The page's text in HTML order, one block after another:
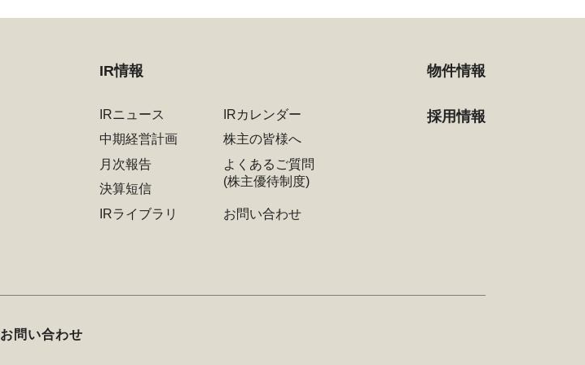
IR情報
IRニュース
IRカレンダー
中期経営計画
株主の皆様へ
月次報告
決算短信
よくあるご質問
(株主優待制度)
IRライブラリ お問い合わせ
物件情報
採用情報
お問い合わせ